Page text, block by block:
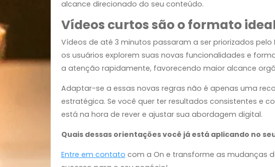
Consistência é mais que
Publicar regularmente é importante, mas não é
mais a consistência de conteúdo, que significa
definido. Quanto mais o algoritmo entender
Vídeos curtos são o formato
Vídeos de até 3 minutos passaram a ser
os usuários explorem suas novas
a atenção rapidamente, favorecendo maior